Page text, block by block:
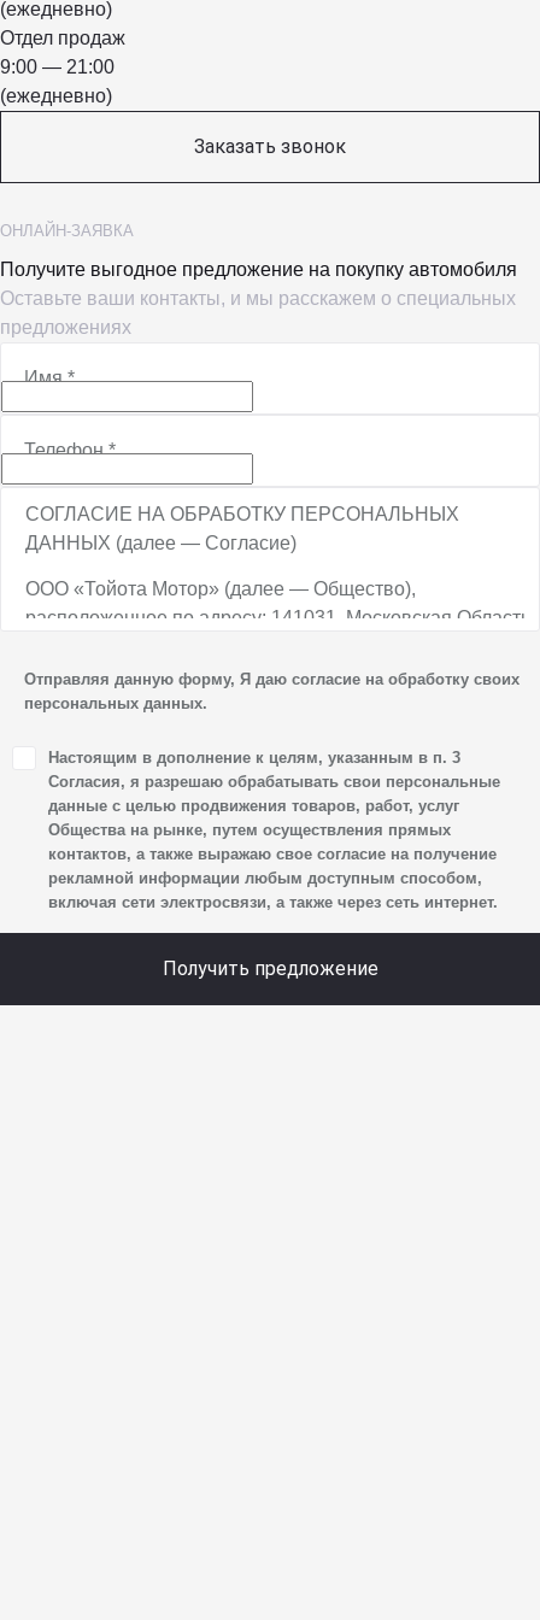
(ежедневно)
Отдел продаж
9:00 — 21:00
(ежедневно)
Заказать звонок
ОНЛАЙН-ЗАЯВКА
Получите выгодное предложение на покупку автомобиля
Оставьте ваши контакты, и мы расскажем о специальных
предложениях
Имя*
Телефон*
СОГЛАСИЕ НА ОБРАБОТКУ ПЕРСОНАЛЬНЫХ
ДАННЫХ (далее — Согласие)
ООО «Тойота Мотор» (далее — Общество),
расположенное по адресу: 141031, Московская Область,
Автомобильный, стр. 5А/1, является оператором
персональных данных.
1. Настоящим я даю согласие Обществу на обработку
своих персональных данных, а именно: имени, отчества,
фамилии, контактных данных (включая номер телефона
и адрес электронной почты), адреса, сведений
о впечатлениях, интересах, предпочтениях
к автомобилю(-ям) и товарам/услугам, IP-адреса,
сайта, уникального идентификатора посетителя сайта,
предпочтительного времени и способа для контакта,
Отправляя данную форму, Я даю согласие на обработку своих
персональных данных.
Настоящим в дополнение к целям, указанным в п. 3
Согласия, я разрешаю обрабатывать свои персональные
данные с целью продвижения товаров, работ, услуг
Общества на рынке, путем осуществления прямых
контактов, а также выражаю свое согласие на получение
рекламной информации любым доступным способом,
включая сети электросвязи, а также через сеть интернет.
Получить предложение